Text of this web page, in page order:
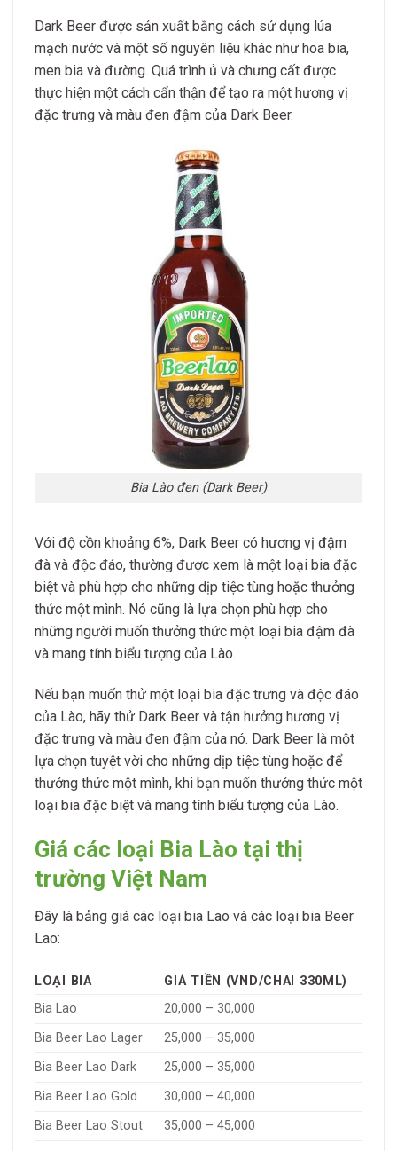
Dark Beer được sản xuất bằng cách sử dụng lúa
mạch nước và một số nguyên liệu khác như hoa bia,
men bia và đường. Quá trình ủ và chưng cất được
thực hiện một cách cẩn thận để tạo ra một hương vị
đặc trưng và màu đen đậm của Dark Beer.
Bia Lào đen (Dark Beer)
Với độ cồn khoảng 6%, Dark Beer có hương vị đậm
đà và độc đáo, thường được xem là một loại bia đặc
biệt và phù hợp cho những dịp tiệc tùng hoặc thưởng
thức một mình. Nó cũng là lựa chọn phù hợp cho
những người muốn thưởng thức một loại bia đậm đà
và mang tính biểu tượng của Lào.
Nếu bạn muốn thử một loại bia đặc trưng và độc đáo
của Lào, hãy thử Dark Beer và tận hưởng hương vị
đặc trưng và màu đen đậm của nó. Dark Beer là một
lựa chọn tuyệt vời cho những dịp tiệc tùng hoặc để
thưởng thức một mình, khi bạn muốn thưởng thức một
loại bia đặc biệt và mang tính biểu tượng của Lào.
Giá các loại Bia Lào tại thị
trường Việt Nam
Đây là bảng giá các loại bia Lao và các loại bia Beer
Lao:
LOẠI BIA
GIÁ TIỀN (VND/CHAI 330ML)
Bia Lao
20,000 – 30,000
Bia Beer Lao Lager
25,000 – 35,000
Bia Beer Lao Dark
25,000 – 35,000
Bia Beer Lao Gold
30,000 – 40,000
Bia Beer Lao Stout
35,000 – 45,000